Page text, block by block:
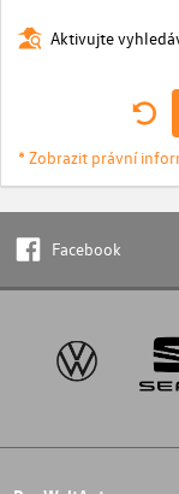
Aktivujte
* Zobrazit právní
Facebook